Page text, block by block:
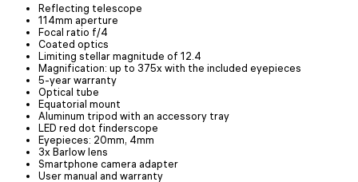
Reflecting telescope
114mm aperture
Focal ratio f/4
Coated optics
Limiting stellar magnitude of 12.4
Magnification: up to 375x with the included eyepieces
5-year warranty
Optical tube
Equatorial mount
Aluminum tripod with an accessory tray
LED red dot finderscope
Eyepieces: 20mm, 4mm
3x Barlow lens
Smartphone camera adapter
User manual and warranty